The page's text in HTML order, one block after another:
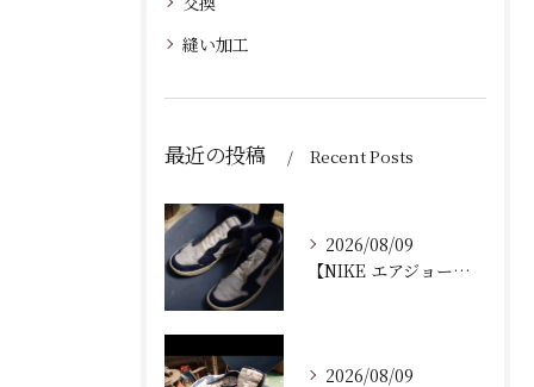
縫い加工
最近の投稿 Recent Posts
2026/08/09
【NIKE エアジョーダン ゴルフシューズ｜ソール剥がれ修理...
2026/08/09